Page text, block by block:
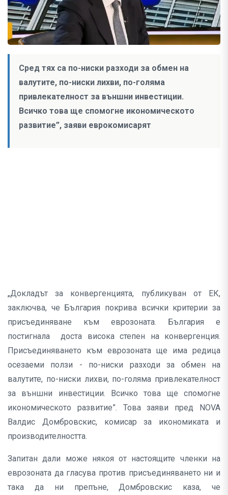
Сред тях са по-ниски разходи за обмен на
валутите, по-ниски лихви, по-голяма
привлекателност за външни инвестиции.
Всичко това ще спомогне икономическото
развитие”, заяви еврокомисарят
„Докладът за конвергенцията, публикуван от ЕК,
заключва, че България покрива всички критерии за
присъединяване към еврозоната. България е
постигнала доста висока степен на конвергенция.
Присъединяването към еврозоната ще има редица
осезаеми ползи - по-ниски разходи за обмен на
валутите, по-ниски лихви, по-голяма привлекателност
за външни инвестиции. Всичко това ще спомогне
икономическото развитие”. Това заяви пред NOVA
Валдис Домбровскис, комисар за икономиката и
производителността.
Запитан дали може някоя от настоящите членки на
еврозоната да гласува против присъединяването ни и
така да ни препъне, Домбровскис каза, че